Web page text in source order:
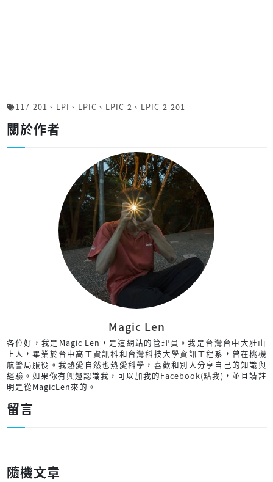
117-201 、 LPI 、 LPIC 、 LPIC-2 、 LPIC-2-201
關於作者
Magic Len
各位好，我是Magic Len，是這網站的管理員。我是台灣台中大肚山
上人，畢業於台中高工資訊科和台灣科技大學資訊工程系，曾在桃機
航警局服役。我熱愛自然也熱愛科學，喜歡和別人分享自己的知識與
經驗。如果你有興趣認識我，可以加我的Facebook(點我) ，並且請註
明是從MagicLen來的。
留言
隨機文章